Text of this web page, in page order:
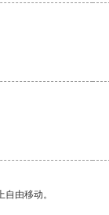
由移动。